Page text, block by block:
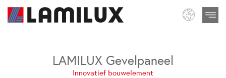
LAMILUX Gevelpaneel
Innovatief bouwelement